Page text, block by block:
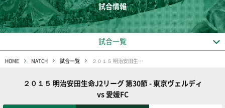
試合情報
試合一覧
HOME MATCH 試合一覧 ２０１５ 明治安田生命J2リーグ 第30節
２０１５ 明治安田生命J2リーグ 第30節 - 東京ヴェルディ
vs 愛媛FC